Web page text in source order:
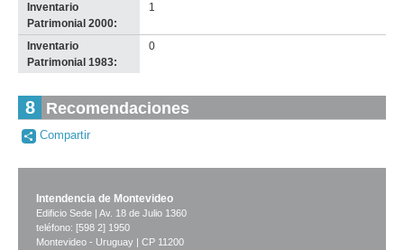
Inventario
Patrimonial 2000:
1
Inventario
Patrimonial 1983:
0
8 Recomendaciones
no
Compartir
Intendencia de Montevideo
Edificio Sede | Av. 18 de Julio 1360
teléfono: [598 2] 1950
Montevideo - Uruguay | CP 11200